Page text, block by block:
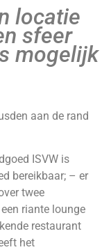
locatie
sfeer
mogelijk
aan de rand
ISVW is
bereikbaar; – er
twee
riante lounge
restaurant
het